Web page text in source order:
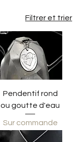
Filtrer et trier
Pendentif rond
ou goutte d'eau
Sur commande